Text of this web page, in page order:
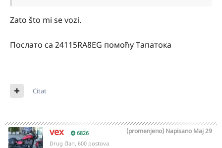
Zato što mi se vozi.
Послато са 24115RA8EG помоћу Тапатока
Citat
vex 6826 Napisano Maj 29
(promenjeno)
Drug član, 600 postova